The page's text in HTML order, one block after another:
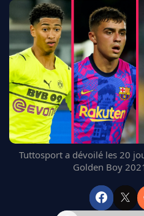
EDF
PSG
LIGUE 1
REAL MADRID
FC BARCELONE
MANCHESTER UNITED
CHELSEA
ARSENAL
BAYERN
L'AVIS DE LA RÉDAC'
Tuttosport a dévoilé les 20
Golden Boy